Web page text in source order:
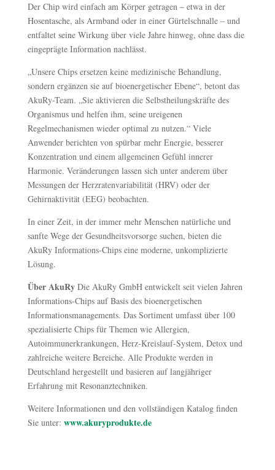
Der Chip wird einfach am Körper getragen – etwa in der
Hosentasche, als Armband oder in einer Gürtelschnalle – und
entfaltet seine Wirkung über viele Jahre hinweg, ohne dass die
eingeprägte Information nachlässt.
„Unsere Chips ersetzen keine medizinische Behandlung,
sondern ergänzen sie auf bioenergetischer Ebene“, betont das
AkuRy-Team. „Sie aktivieren die Selbstheilungskräfte des
Organismus und helfen ihm, seine ureigenen
Regelmechanismen wieder optimal zu nutzen.“ Viele
Anwender berichten von spürbar mehr Energie, besserer
Konzentration und einem allgemeinen Gefühl innerer
Harmonie. Veränderungen lassen sich unter anderem über
Messungen der Herzratenvariabilität (HRV) oder der
Gehirnaktivität (EEG) beobachten.
In einer Zeit, in der immer mehr Menschen natürliche und
sanfte Wege der Gesundheitsvorsorge suchen, bieten die
AkuRy Informations-Chips eine moderne, unkomplizierte
Lösung.
Über AkuRyDie AkuRy GmbH entwickelt seit vielen Jahren
Informations-Chips auf Basis des bioenergetischen
Informationsmanagements. Das Sortiment umfasst über 100
spezialisierte Chips für Themen wie Allergien,
Autoimmunerkrankungen, Herz-Kreislauf-System, Detox und
zahlreiche weitere Bereiche. Alle Produkte werden in
Deutschland hergestellt und basieren auf langjähriger
Erfahrung mit Resonanztechniken.
Weitere Informationen und den vollständigen Katalog finden
Sie unter: www.akuryprodukte.de